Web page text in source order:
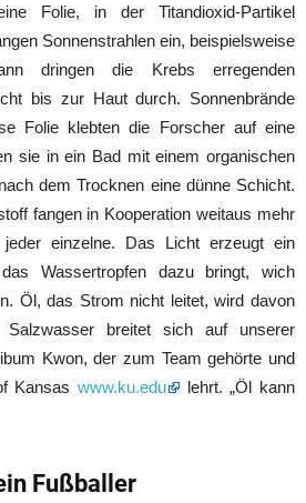
Folie, in der Titandioxid-Partikel
Sonnenstrahlen ein, beispielsweise
dringen die Krebs erregenden
bis zur Haut durch. Sonnenbrände
Folie klebten die Forscher auf eine
sie in ein Bad mit einem organischen
dem Trocknen eine dünne Schicht.
fangen in Kooperation weitaus mehr
jeder einzelne. Das Licht erzeugt ein
Wassertropfen dazu bringt, wich
Öl, das Strom nicht leitet, wird davon
Salzwasser breitet sich auf unserer
Kwon, der zum Team gehörte und
Kansas www.ku.edu
lehrt. „Öl kann
Fußballer